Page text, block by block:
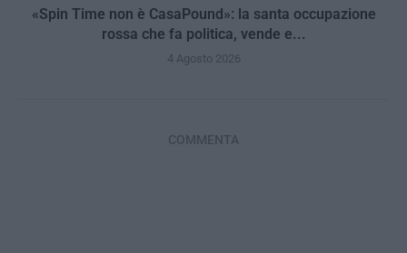
«Spin Time non è CasaPound»: la santa occupazione
rossa che fa politica, vende e...
4 Agosto 2026
COMMENTA